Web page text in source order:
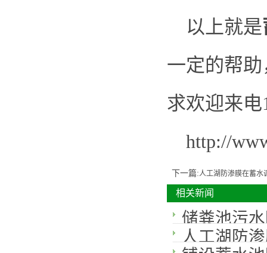
以上就是
一定的帮
求欢迎来电
http://
下一篇:人工湖防渗膜在蓄水
相关新闻
储粪池污
人工湖防